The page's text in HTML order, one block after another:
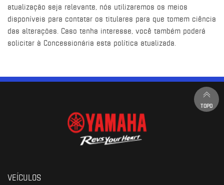
atualização seja relevante, nós utilizaremos os meios
disponíveis para contatar os titulares para que tomem ciência
das alterações. Caso tenha interesse, você também poderá
solicitar à Concessionária esta política atualizada.
TOPO
VEÍCULOS